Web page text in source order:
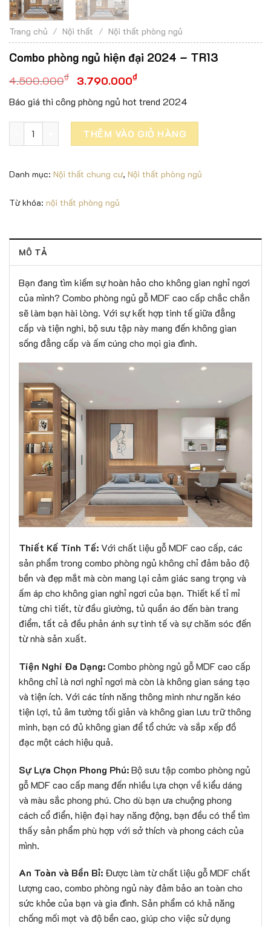
Trang chủ / Nội thất / Nội thất phòng ngủ
Combo phòng ngủ hiện đại 2024 – TR13
4.500.000₫ 3.790.000₫
Báo giá thi công phòng ngủ hot trend 2024
Combo phòng ngủ hiện đại 2024 - TR13 số lượng
THÊM VÀO GIỎ HÀNG
Danh mục: Nội thất chung cư, Nội thất phòng ngủ
Từ khóa: nội thất phòng ngủ
MÔ TẢ
Bạn đang tìm kiếm sự hoàn hảo cho không gian nghỉ ngơi
của mình? Combo phòng ngủ gỗ MDF cao cấp chắc chắn
sẽ làm bạn hài lòng. Với sự kết hợp tinh tế giữa đẳng
cấp và tiện nghi, bộ sưu tập này mang đến không gian
sống đẳng cấp và ấm cúng cho mọi gia đình.
Thiết Kế Tinh Tế:Với chất liệu gỗ MDF cao cấp, các
sản phẩm trong combo phòng ngủ không chỉ đảm bảo độ
bền và đẹp mắt mà còn mang lại cảm giác sang trọng và
ấm áp cho không gian nghỉ ngơi của bạn. Thiết kế tỉ mỉ
từng chi tiết, từ đầu giường, tủ quần áo đến bàn trang
điểm, tất cả đều phản ánh sự tinh tế và sự chăm sóc đến
từ nhà sản xuất.
Tiện Nghi Đa Dạng:Combo phòng ngủ gỗ MDF cao cấp
không chỉ là nơi nghỉ ngơi mà còn là không gian sáng tạo
và tiện ích. Với các tính năng thông minh như ngăn kéo
tiện lợi, tủ âm tường tối giản và không gian lưu trữ thông
minh, bạn có đủ không gian để tổ chức và sắp xếp đồ
đạc một cách hiệu quả.
Sự Lựa Chọn Phong Phú:Bộ sưu tập combo phòng ngủ
gỗ MDF cao cấp mang đến nhiều lựa chọn về kiểu dáng
và màu sắc phong phú. Cho dù bạn ưa chuộng phong
cách cổ điển, hiện đại hay năng động, bạn đều có thể tìm
thấy sản phẩm phù hợp với sở thích và phong cách của
mình.
An Toàn và Bền Bỉ: Được làm từ chất liệu gỗ MDF chất
lượng cao, combo phòng ngủ này đảm bảo an toàn cho
sức khỏe của bạn và gia đình. Sản phẩm có khả năng
chống mối mọt và độ bền cao, giúp cho việc sử dụng